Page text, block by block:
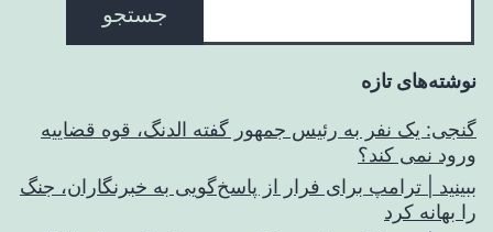
جستجو
نوشته‌های تازه
گنجی: یک نفر به رئیس جمهور گفته الدنگ، قوه قضاییه
ورود نمی کند؟
ببینید | ترامپ برای فرار از پاسخ‌گویی به خبرنگاران، جنگ
را بهانه کرد